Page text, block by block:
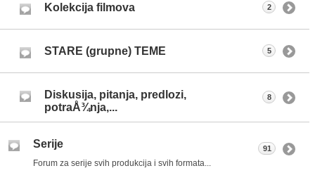
Kolekcija filmova 2
STARE (grupne) TEME 5
Diskusija, pitanja, predlozi,
potraÅ¾nja,...
8
Serije
Forum za serije svih produkcija i svih formata...
91